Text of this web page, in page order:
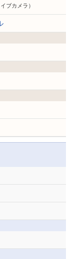
イブカメラ）